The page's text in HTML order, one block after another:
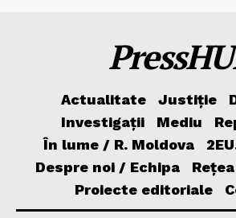
Actualitate Justiție
Investigații
Mediu
În lume / R. Moldova
Despre noi / Echipa
Proiecte editoriale